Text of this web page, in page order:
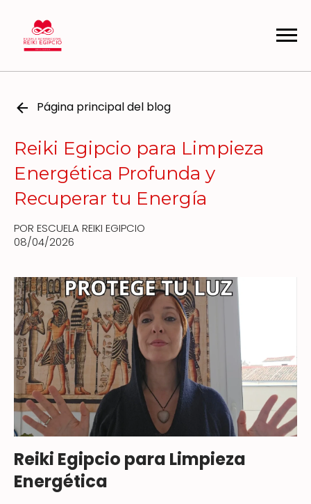
Página principal del blog
Reiki Egipcio para Limpieza
Energética Profunda y
Recuperar tu Energía
POR ESCUELA REIKI EGIPCIO
08/04/2026
Reiki Egipcio para Limpieza
Energética